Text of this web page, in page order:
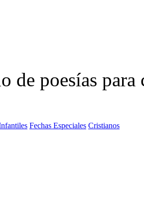
de poesías
Fechas Especiales Cristianos